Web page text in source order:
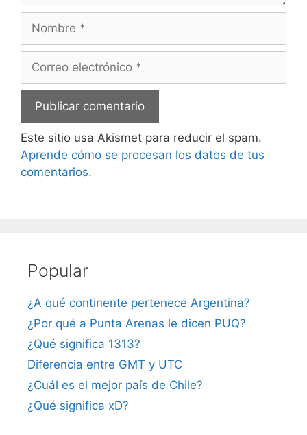
Nombre
Correo
Este sitio usa Akismet para reducir el spam.
Aprende cómo se procesan los datos de tus
comentarios.
Popular
¿A qué continente pertenece Argentina?
¿Por qué a Punta Arenas le dicen PUQ?
¿Qué significa 1313?
Diferencia entre GMT y UTC
¿Cuál es el mejor país de Chile?
¿Qué significa xD?